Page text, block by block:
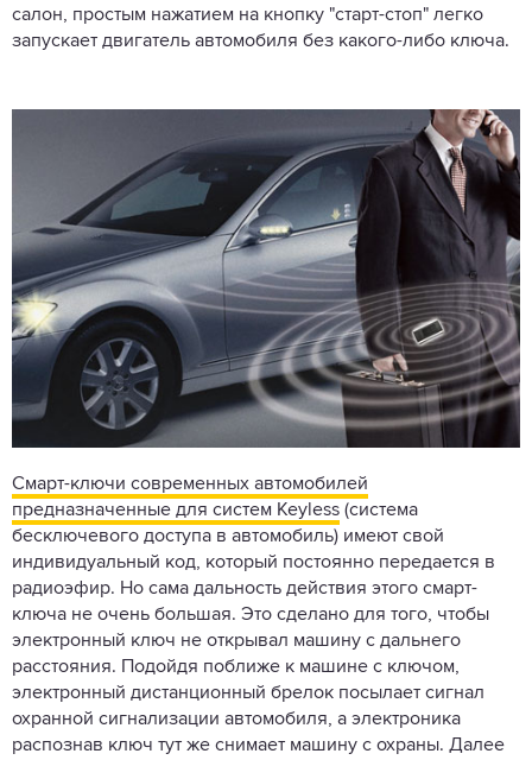
салон, простым нажатием на кнопку "старт-стоп" легко
запускает двигатель автомобиля без какого-либо ключа.
Смарт-ключи современных автомобилей
предназначенные для систем Keyless (система
бесключевого доступа в автомобиль) имеют свой
индивидуальный код, который постоянно передается в
радиоэфир. Но сама дальность действия этого смарт-
ключа не очень большая. Это сделано для того, чтобы
электронный ключ не открывал машину с дальнего
расстояния. Подойдя поближе к машине с ключом,
электронный дистанционный брелок посылает сигнал
охранной сигнализации автомобиля, а электроника
распознав ключ тут же снимает машину с охраны. Далее